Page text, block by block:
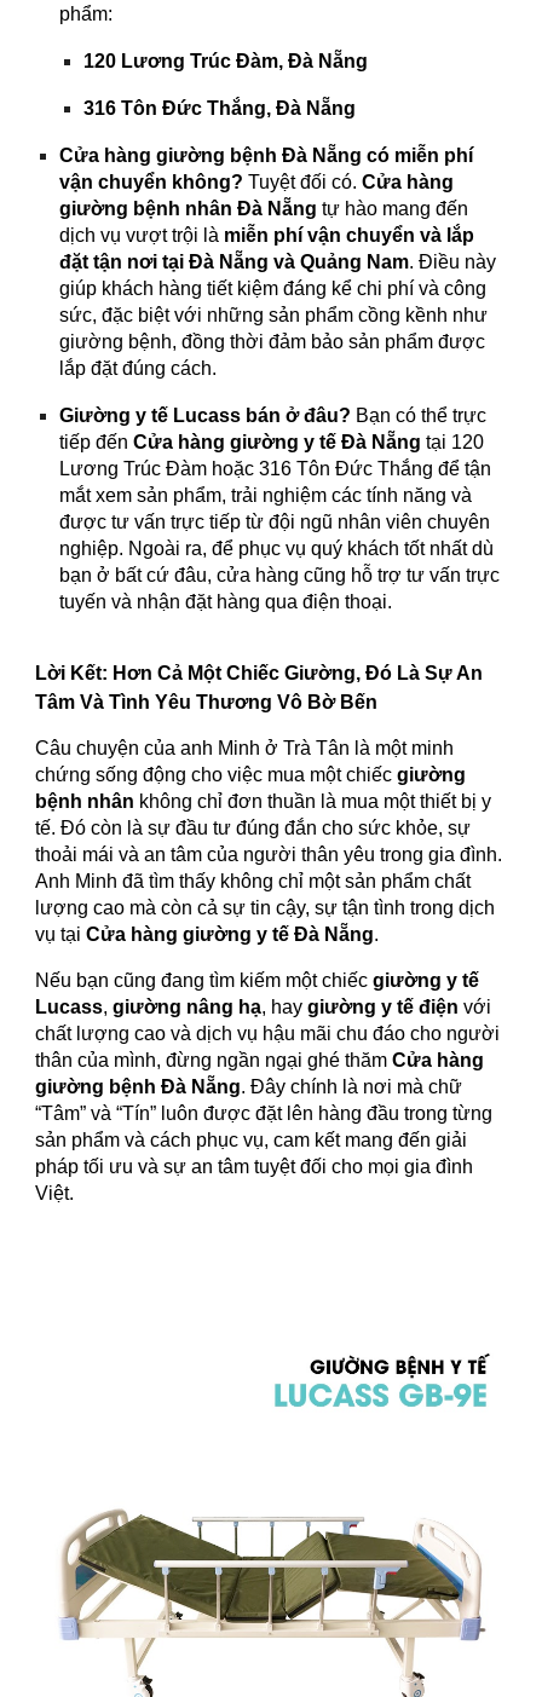
phẩm:
120 Lương Trúc Đàm, Đà Nẵng
316 Tôn Đức Thắng, Đà Nẵng
Cửa hàng giường bệnh Đà Nẵng có miễn phí
vận chuyển không? Tuyệt đối có.Cửa hàng
giường bệnh nhân Đà Nẵng tự hào mang đến
dịch vụ vượt trội là miễn phí vận chuyển và lắp
đặt tận nơi tại Đà Nẵng và Quảng Nam. Điều này
giúp khách hàng tiết kiệm đáng kể chi phí và công
sức, đặc biệt với những sản phẩm cồng kềnh như
giường bệnh, đồng thời đảm bảo sản phẩm được
lắp đặt đúng cách.
Giường y tế Lucass bán ở đâu? Bạn có thể trực
tiếp đếnCửa hàng giường y tế Đà Nẵng tại 120
Lương Trúc Đàm hoặc 316 Tôn Đức Thắng để tận
mắt xem sản phẩm, trải nghiệm các tính năng và
được tư vấn trực tiếp từ đội ngũ nhân viên chuyên
nghiệp. Ngoài ra, để phục vụ quý khách tốt nhất dù
bạn ở bất cứ đâu, cửa hàng cũng hỗ trợ tư vấn trực
tuyến và nhận đặt hàng qua điện thoại.
Lời Kết: Hơn Cả Một Chiếc Giường, Đó Là Sự An
Tâm Và Tình Yêu Thương Vô Bờ Bến
Câu chuyện của anh Minh ở Trà Tân là một minh
chứng sống động cho việc mua một chiếcgiường
bệnh nhân không chỉ đơn thuần là mua một thiết bị y
tế. Đó còn là sự đầu tư đúng đắn cho sức khỏe, sự
thoải mái và an tâm của người thân yêu trong gia đình.
Anh Minh đã tìm thấy không chỉ một sản phẩm chất
lượng cao mà còn cả sự tin cậy, sự tận tình trong dịch
vụ tạiCửa hàng giường y tế Đà Nẵng.
Nếu bạn cũng đang tìm kiếm một chiếcgiường y tế
Lucass,giường nâng hạ, haygiường y tế điện với
chất lượng cao và dịch vụ hậu mãi chu đáo cho người
thân của mình, đừng ngần ngại ghé thămCửa hàng
giường bệnh Đà Nẵng. Đây chính là nơi mà chữ
“Tâm” và “Tín” luôn được đặt lên hàng đầu trong từng
sản phẩm và cách phục vụ, cam kết mang đến giải
pháp tối ưu và sự an tâm tuyệt đối cho mọi gia đình
Việt.